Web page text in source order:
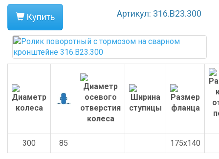
Купить Артикул: 316.B23.300
300 85 175x140